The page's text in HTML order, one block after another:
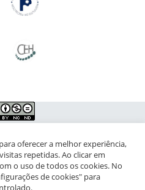
de Pesquisa para a Infância e
- Campus da Praia Vermelha
oferecer a melhor experiência,
repetidas. Ao clicar em
o uso de todos os cookies. No
de cookies" para